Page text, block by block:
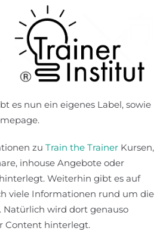
es nun ein eigenes Label, sowie
zu Train the Trainer Kursen,
inhouse Angebote oder
Weiterhin gibt es auf
viele Informationen rund um die
Natürlich wird dort genauso
Content hinterlegt.